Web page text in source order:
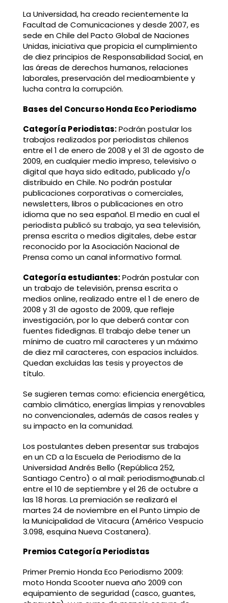
La Universidad, ha creado recientemente la
Facultad de Comunicaciones y desde 2007, es
sede en Chile del Pacto Global de Naciones
Unidas, iniciativa que propicia el cumplimiento
de diez principios de Responsabilidad Social, en
las áreas de derechos humanos, relaciones
laborales, preservación del medioambiente y
lucha contra la corrupción.
Bases del Concurso Honda Eco Periodismo
Categoría Periodistas:Podrán postular los
trabajos realizados por periodistas chilenos
entre el 1 de enero de 2008 y el 31 de agosto de
2009, en cualquier medio impreso, televisivo o
digital que haya sido editado, publicado y/o
distribuido en Chile. No podrán postular
publicaciones corporativas o comerciales,
newsletters, libros o publicaciones en otro
idioma que no sea español. El medio en cual el
periodista publicó su trabajo, ya sea televisión,
prensa escrita o medios digitales, debe estar
reconocido por la Asociación Nacional de
Prensa como un canal informativo formal.
Categoría estudiantes:Podrán postular con
un trabajo de televisión, prensa escrita o
medios online, realizado entre el 1 de enero de
2008 y 31 de agosto de 2009, que refleje
investigación, por lo que deberá contar con
fuentes fidedignas. El trabajo debe tener un
mínimo de cuatro mil caracteres y un máximo
de diez mil caracteres, con espacios incluidos.
Quedan excluidas las tesis y proyectos de
título.
Se sugieren temas como: eficiencia energética,
cambio climático, energías limpias y renovables
no convencionales, además de casos reales y
su impacto en la comunidad.
Los postulantes deben presentar sus trabajos
en un CD a la Escuela de Periodismo de la
Universidad Andrés Bello (República 252,
Santiago Centro) o al mail: periodismo@unab.cl
entre el 10 de septiembre y el 26 de octubre a
las 18 horas. La premiación se realizará el
martes 24 de noviembre en el Punto Limpio de
la Municipalidad de Vitacura (Américo Vespucio
3.098, esquina Nueva Costanera).
Premios Categoría Periodistas
Primer Premio Honda Eco Periodismo 2009:
moto Honda Scooter nueva año 2009 con
equipamiento de seguridad (casco, guantes,